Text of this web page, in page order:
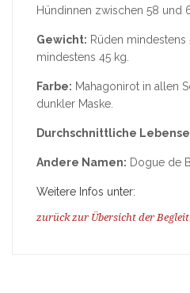
Hündinnen zwischen 58 und
Gewicht: Rüden
mindestens 45 kg.
Farbe: Mahagonirot in allen
dunkler Maske.
Durchschnittliche
Andere Namen: Dogue de
Weitere Infos unter:
zurück zur Übersicht der